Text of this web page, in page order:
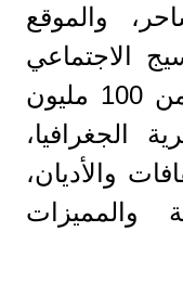
والموقع
الاجتماعي
المهيب، الذي يضم أكثر من 100 مليون
الجغرافيا،
والأديان،
والمميزات